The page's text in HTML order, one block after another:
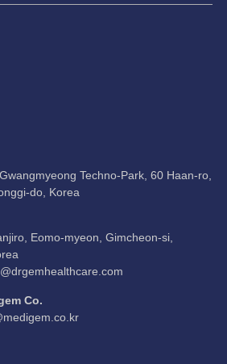
Techno-Park, 60 Haan-ro,
do, Korea
Eomo-myeon, Gimcheon-si,
Co.